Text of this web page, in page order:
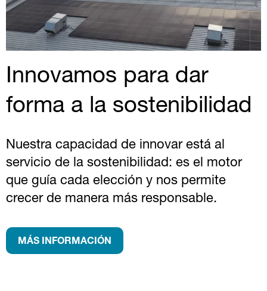
Innovamos para dar
forma a la sostenibilidad
Nuestra capacidad de innovar está al
servicio de la sostenibilidad: es el motor
que guía cada elección y nos permite
crecer de manera más responsable.
MÁS INFORMACIÓN